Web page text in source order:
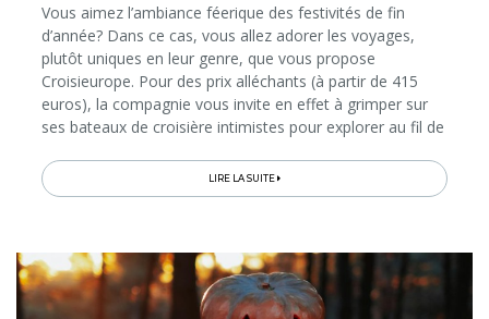
Vous aimez l’ambiance féerique des festivités de fin
d’année? Dans ce cas, vous allez adorer les voyages,
plutôt uniques en leur genre, que vous propose
Croisieurope. Pour des prix alléchants (à partir de 415
euros), la compagnie vous invite en effet à grimper sur
ses bateaux de croisière intimistes pour explorer au fil de
villes...
LIRE LA SUITE